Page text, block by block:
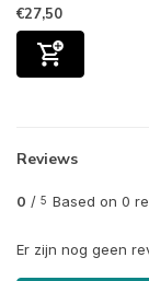
€27,50
Reviews
0 / 5 Based on 0
Er zijn nog geen